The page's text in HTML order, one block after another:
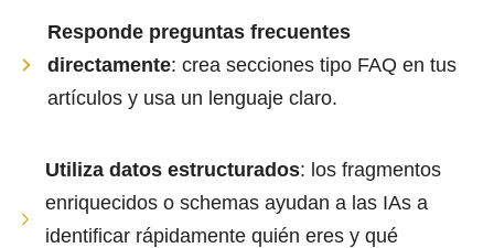
Responde preguntas frecuentes
directamente: crea secciones tipo FAQ en tus
artículos y usa un lenguaje claro.
Utiliza datos estructurados: los fragmentos
enriquecidos o schemas ayudan a las IAs a
identificar rápidamente quién eres y qué